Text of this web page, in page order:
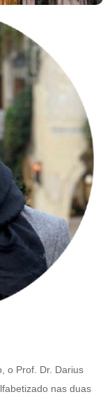
o Prof. Dr. Darius
nas duas